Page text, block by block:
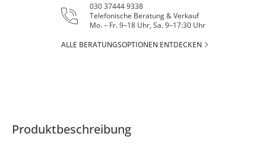
030 37444 9338
Telefonische Beratung & Verkauf
Mo. – Fr. 9–18 Uhr, Sa. 9–17:30 Uhr
ALLE BERATUNGSOPTIONEN ENTDECKEN
Produktbeschreibung